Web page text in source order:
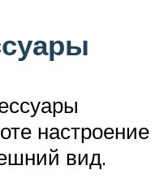
настроение
вид.